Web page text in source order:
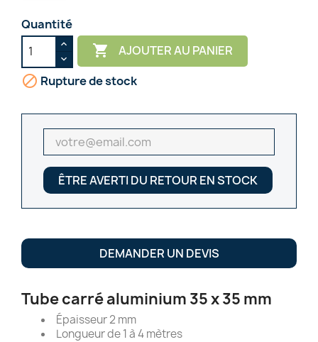
Quantité
 AJOUTER AU PANIER
 Rupture de stock
ÊTRE AVERTI DU RETOUR EN STOCK
DEMANDER UN DEVIS
Tube carré aluminium 35 x 35 mm
Épaisseur 2 mm
Longueur de 1 à 4 mètres